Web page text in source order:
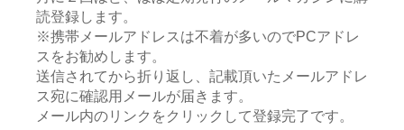
読登録します。
※携帯メールアドレスは不着が多いのでPCアドレ
スをお勧めします。
送信されてから折り返し、記載頂いたメールアドレ
ス宛に確認用メールが届きます。
メール内のリンクをクリックして登録完了です。